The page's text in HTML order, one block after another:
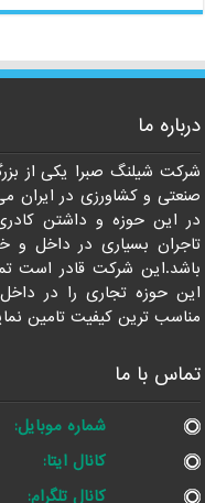
درباره ما
شرکت شیلنگ صبرا یکی از
صنعتی و کشاورزی در ایران
در این حوزه و داشتن
تاجران بسیاری در داخل
باشد.این شرکت قادر است
این حوزه تجاری را در
مناسب ترین کیفیت تامین
تماس با ما
شماره موبایل:
کانال ایتا:
کانال تلگرام: